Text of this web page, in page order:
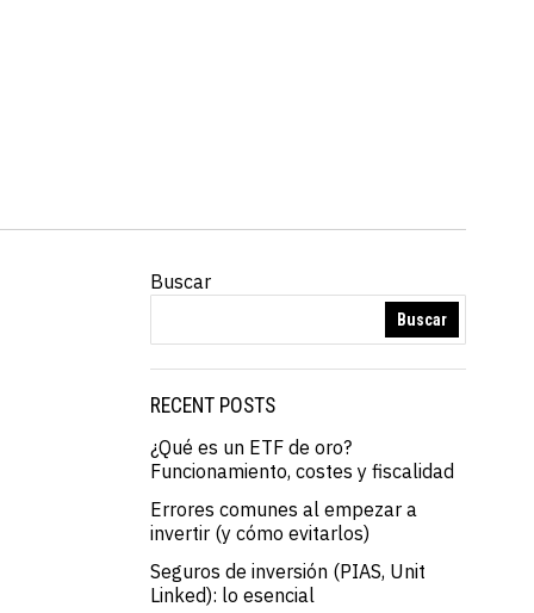
Buscar
Buscar
RECENT POSTS
¿Qué es un ETF de oro?
Funcionamiento, costes y fiscalidad
Errores comunes al empezar a
invertir (y cómo evitarlos)
Seguros de inversión (PIAS, Unit
Linked): lo esencial